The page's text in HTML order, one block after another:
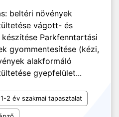
beltéri növények
vágott- és
Parkfenntartási
gyommentesítése (kézi,
alakformáló
gyepfelület...
1-2 év szakmai tapasztalat